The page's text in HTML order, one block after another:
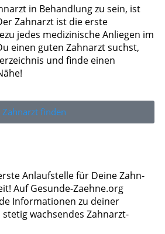
in Behandlung zu sein, ist
Zahnarzt ist die erste
jedes medizinische Anliegen im
einen guten Zahnarzt suchst,
und finde einen
Zahnarzt finden
Anlaufstelle für Deine Zahn-
Auf Gesunde-Zaehne.org
Informationen zu deiner
wachsendes Zahnarzt-